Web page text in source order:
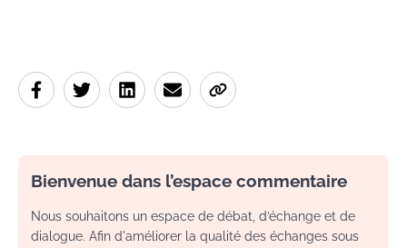
Bienvenue dans l’espace commentaire
Nous souhaitons un espace de débat, d’échange et de
dialogue. Afin d'améliorer la qualité des échanges sous